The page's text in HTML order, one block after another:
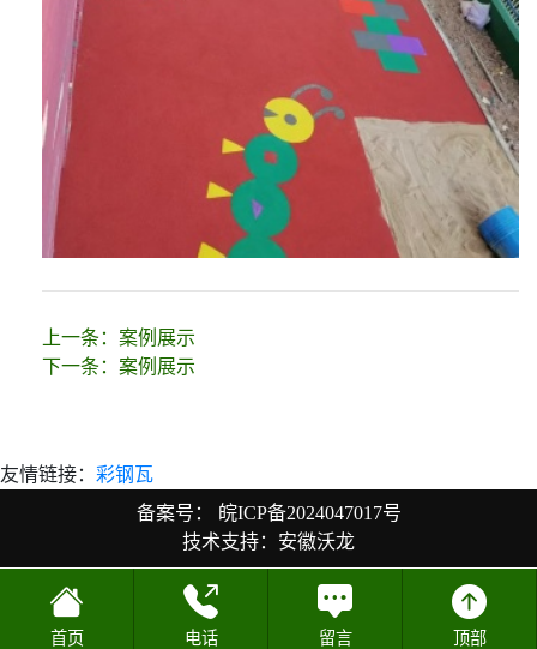
上一条： 案例展示
下一条： 案例展示
友情链接： 彩钢瓦
备案号：
皖ICP备2024047017号
技术支持：安徽沃龙
首页 电话 留言 顶部